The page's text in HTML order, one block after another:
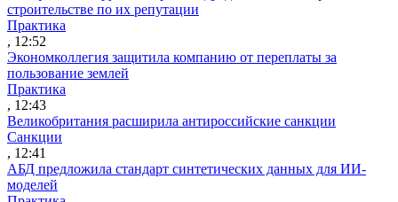
строительстве по их репутации
Практика
, 12:52
Экономколлегия защитила компанию от переплаты за
пользование землей
Практика
, 12:43
Великобритания расширила антироссийские санкции
Санкции
, 12:41
АБД предложила стандарт синтетических данных для ИИ-
моделей